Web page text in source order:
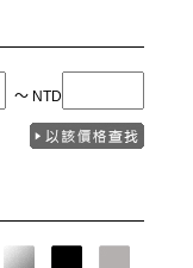
〜 NTD